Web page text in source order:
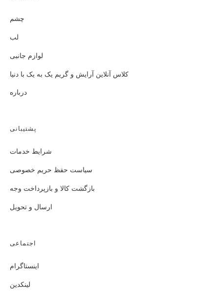
چشم
لب
لوازم جانبی
کلاس آنلاین آرایش و گریم یک به یک با دنیا
درباره
پشتیبانی
شرایط خدمات
سیاست حفظ حریم خصوصی
بازگشت کالا و بازپرداخت وجه
ارسال و تحویل
اجتماعی
اینستاگرام
لینکدین